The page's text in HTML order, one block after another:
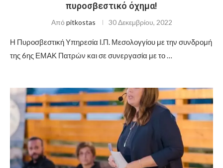
πυροσβεστικό όχημα!
Από pitkostas 30 Δεκεμβρίου, 2022
Η Πυροσβεστική Υπηρεσία Ι.Π. Μεσολογγίου με την συνδρομή
της 6ης ΕΜΑΚ Πατρών και σε συνεργασία με το …